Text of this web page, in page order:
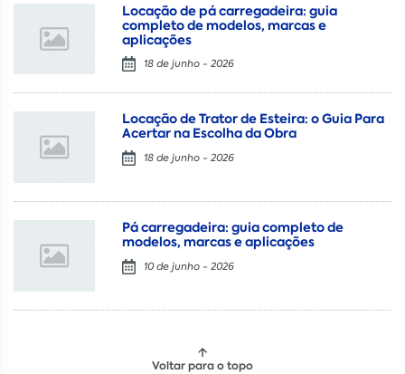
Locação de pá carregadeira: guia
completo de modelos, marcas e
aplicações
18 de junho - 2026
Locação de Trator de Esteira: o Guia Para
Acertar na Escolha da Obra
18 de junho - 2026
Pá carregadeira: guia completo de
modelos, marcas e aplicações
10 de junho - 2026
Voltar para o topo